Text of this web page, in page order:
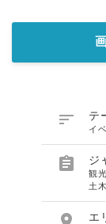
 テ
イ
 ジ
観
土
エ